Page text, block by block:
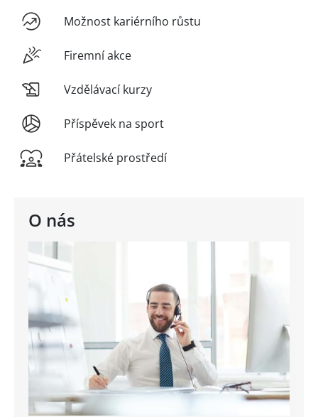
O nás
Možnost kariérního růstu
Firemní akce
Vzdělávací kurzy
Příspěvek na sport
Přátelské prostředí